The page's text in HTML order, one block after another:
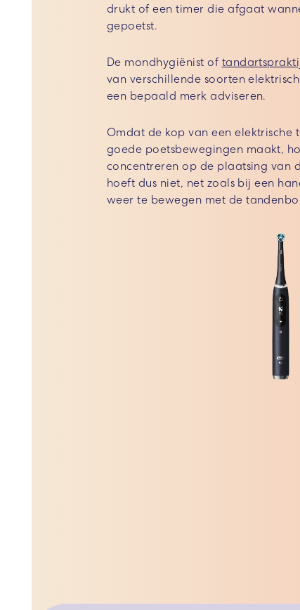
drukt of een timer die afgaat
gepoetst.
De mondhygiënist of
van verschillende soorten
een bepaald merk adviseren.
Omdat de kop van een elektrische
goede poetsbewegingen maakt,
concentreren op de plaatsing van
hoeft dus niet, net zoals bij een
weer te bewegen met de